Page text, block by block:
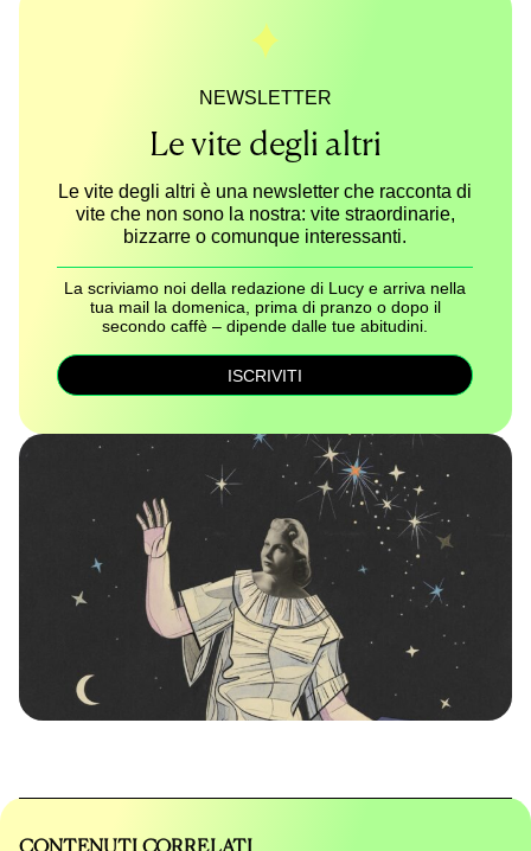
NEWSLETTER
Le vite degli altri
Le vite degli altri è una newsletter che racconta di
vite che non sono la nostra: vite straordinarie,
bizzarre o comunque interessanti.
La scriviamo noi della redazione di Lucy e arriva nella
tua mail la domenica, prima di pranzo o dopo il
secondo caffè – dipende dalle tue abitudini.
ISCRIVITI